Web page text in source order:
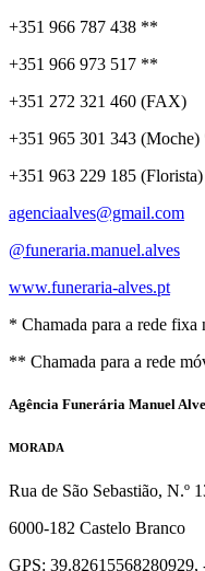
+351 966 787 438 **
+351 966 973 517 **
+351 272 321 460 (FAX)
+351 965 301 343
+351 963 229 185
agenciaalves@gmail.com
@funeraria.manuel.alves
www.funeraria-alves.pt
* Chamada para a rede fixa
** Chamada para a rede
Agência Funerária Manuel
MORADA
Rua de São Sebastião, N.º
6000-182 Castelo Branco
GPS: 39.82615568280929,